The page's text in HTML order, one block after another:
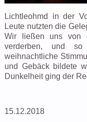
Lichtleohmd in der
Leute nutzten die
Wir ließen uns von
verderben, und so
weihnachtliche
und Gebäck bildete
Dunkelheit ging der
15.12.2018